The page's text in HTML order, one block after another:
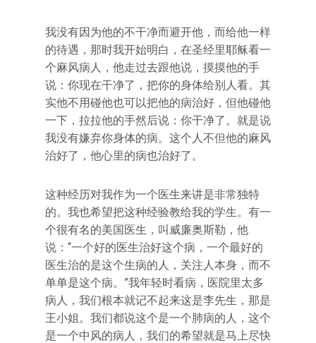
我没有因为他的不干净而避开他，而给他一样
的待遇，那时我开始明白，在圣经里耶稣看一
个麻风病人，他走过去跟他说，摸摸他的手
说：你现在干净了，把你的身体给别人看。其
实他不用碰他也可以把他的病治好，但他碰他
一下，拉拉他的手然后说：你干净了。就是说
我没有嫌弃你身体的病。这个人不但他的麻风
治好了，他心里的病也治好了。
这种经历对我作为一个医生来讲是非常独特
的。我也希望把这种经验教给我的学生。有一
个很有名的美国医生，叫威廉奥斯勒，他
说：“一个好的医生治好这个病，一个最好的
医生治的是这个生病的人，关注人本身，而不
单单是这个病。”我年轻时看病，医院里太多
病人，我们根本就记不起来这是李先生，那是
王小姐。我们都说这个是一个肺病的人，这个
是一个中风的病人，我们的希望就是马上尽快